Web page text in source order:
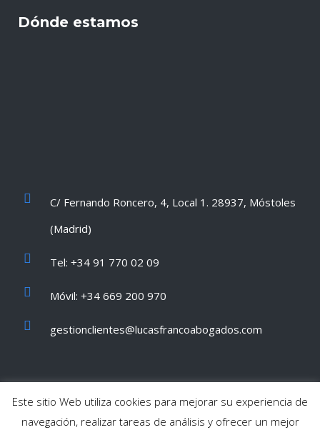
Dónde estamos
C/ Fernando Roncero, 4, Local 1. 28937, Móstoles
(Madrid)
Tel: +34 91 770 02 09
Móvil: +34 669 200 970
gestionclientes@lucasfrancoabogados.com
Este sitio Web utiliza cookies para mejorar su experiencia de
navegación, realizar tareas de análisis y ofrecer un mejor